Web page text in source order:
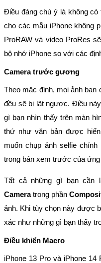
Điều đáng chú ý là không có
cho các mẫu iPhone không
ProRAW và video ProRes
bộ nhớ iPhone so với các
Camera trước gương
Theo mặc định, mọi ảnh
đều sẽ bị lật ngược. Điều
gì bạn nhìn thấy trên màn
thứ như văn bản được
muốn chụp ảnh selfie
trong bản xem trước của
Tất cả những gì bạn cần
Cameratrong phần
ảnh. Khi tùy chọn này được
xác như những gì bạn thấy
Điều khiển Macro
iPhone 13 Pro và iPhone